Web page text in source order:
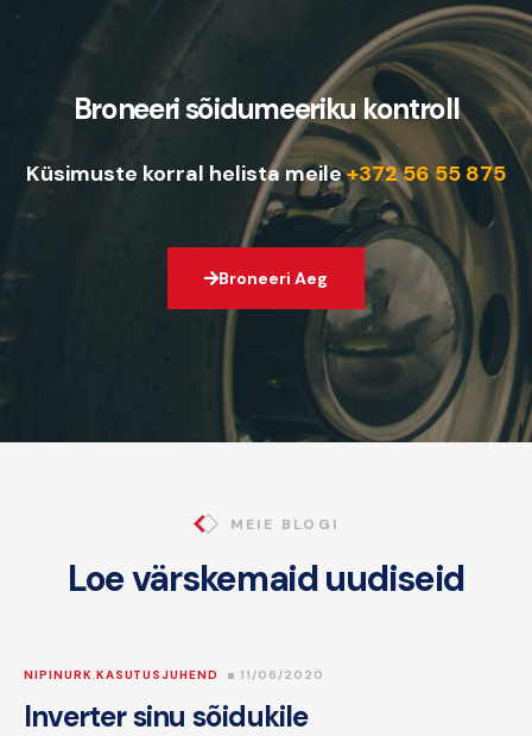
Broneeri sõidumeeriku kontroll
Küsimuste korral helista meile+372 56 55 875
Broneeri Aeg
MEIE BLOGI
Loe värskemaid uudiseid
Inverter sinu sõidukile
NIPINURK ,KASUTUSJUHEND 11/06/2020